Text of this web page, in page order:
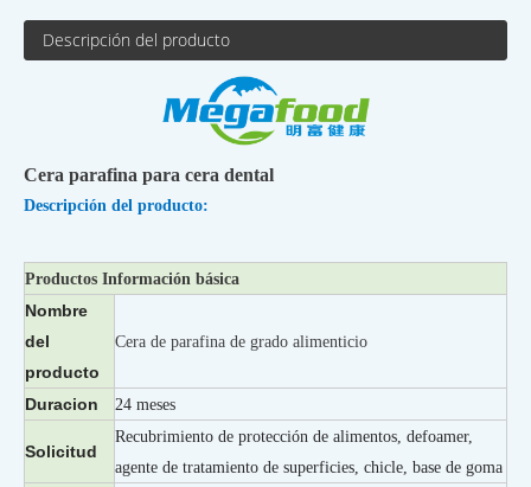
Descripción del producto
Cera parafina para cera dental
Descripción del producto:
Productos Información básica
Nombre
del
producto
Cera de parafina de grado alimenticio
Duracion 24 meses
Solicitud
Recubrimiento de protección de alimentos, defoamer,
agente de tratamiento de superficies, chicle, base de goma